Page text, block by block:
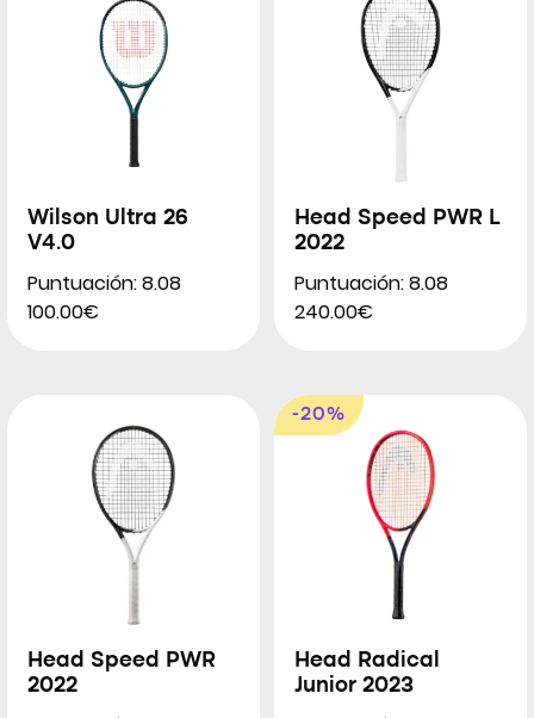
Wilson Ultra 26
V4.0
Puntuación: 8.08
100.00€
Head Speed PWR L
2022
Puntuación: 8.08
240.00€
Head Speed PWR
2022
-20%
Head Radical
Junior 2023